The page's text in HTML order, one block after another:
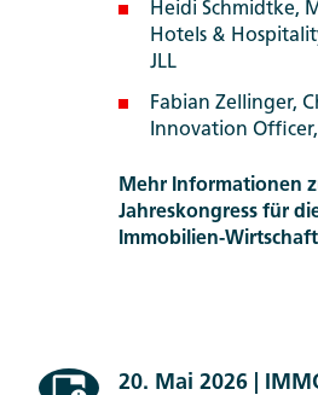
Heidi Schmidtke,
Hotels &
JLL
Fabian Zellinger,
Innovation
Mehr Informationen
Jahreskongress für
Immobilien-Wirtschaft
20. Mai 2026 |